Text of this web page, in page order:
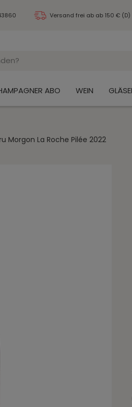
Versand frei ab ab 150 € (D)
ABO WEIN
Morgon La Roche Pilée 2022